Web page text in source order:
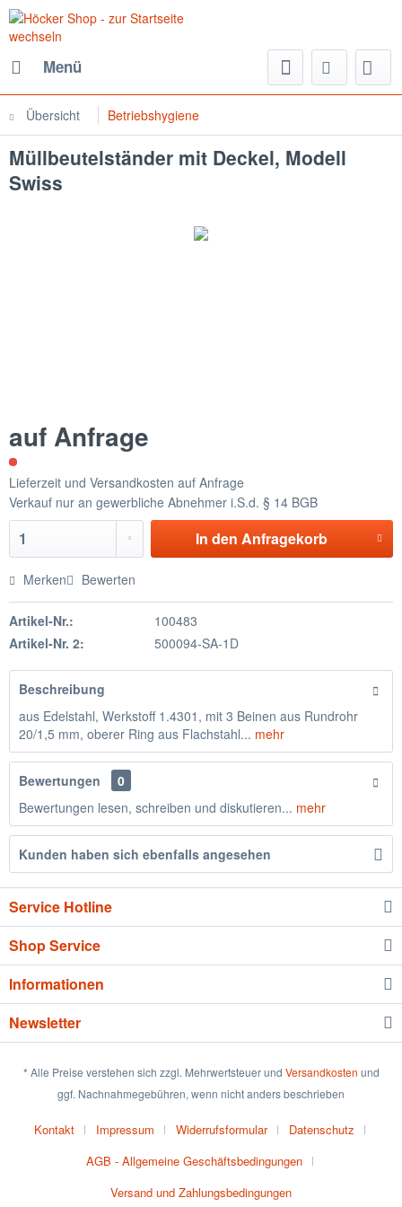
Menü
Übersicht Betriebshygiene
Müllbeutelständer mit Deckel, Modell
Swiss
auf Anfrage
Lieferzeit und Versandkosten auf Anfrage
Verkauf nur an gewerbliche Abnehmer i.S.d. § 14 BGB
In den Anfragekorb
Merken Bewerten
Artikel-Nr.:
100483
Artikel-Nr. 2:
500094-SA-1D
Beschreibung
aus Edelstahl, Werkstoff 1.4301, mit 3 Beinen aus Rundrohr
20/1,5 mm, oberer Ring aus Flachstahl... mehr
Bewertungen
0
Bewertungen lesen, schreiben und diskutieren... mehr
Kunden haben sich ebenfalls angesehen
Service Hotline
Shop Service
Informationen
Newsletter
* Alle Preise verstehen sich zzgl. Mehrwertsteuer und Versandkosten und
ggf. Nachnahmegebühren, wenn nicht anders beschrieben
Kontakt Impressum Widerrufsformular
Datenschutz
AGB - Allgemeine Geschäftsbedingungen
Versand und Zahlungsbedingungen